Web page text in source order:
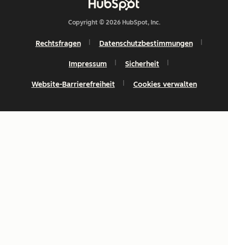
Copyright © 2026 HubSpot, Inc.
Rechtsfragen Datenschutzbestimmungen
Impressum Sicherheit
Website-Barrierefreiheit Cookies verwalten